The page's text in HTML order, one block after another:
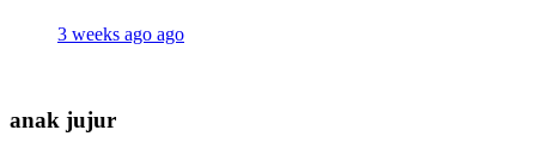
3 weeks ago ago
anak jujur